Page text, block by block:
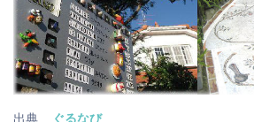
出典 ぐるなび